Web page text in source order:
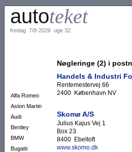
autoteket
fredag 7/8-2026 uge 32
Alfa Romeo
Aston Martin
Audi
Bentley
BMW
Bugatti
Nøgleringe (2) i
Handels & Industri
Rentemestervej 66
2400 København NV
Skomø A/S
Julius Kajus Vej 1
Box 23
8400 Ebeltoft
www.skomo.dk